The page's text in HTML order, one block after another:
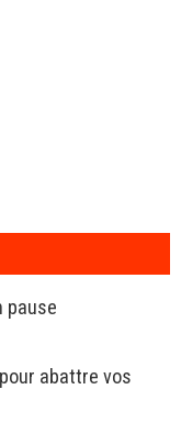
pause
abattre vos